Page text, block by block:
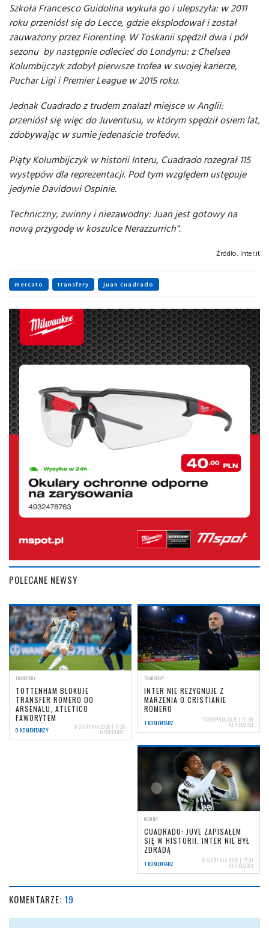
Szkoła Francesco Guidolina wykuła go i ulepszyła: w 2011
roku przeniósł się do Lecce, gdzie eksplodował i został
zauważony przez Fiorentinę. W Toskanii spędził dwa i pół
sezonu by następnie odlecieć do Londynu: z Chelsea
Kolumbijczyk zdobył pierwsze trofea w swojej karierze,
Puchar Ligi i Premier League w 2015 roku.
Jednak Cuadrado z trudem znalazł miejsce w Anglii:
przeniósł się więc do Juventusu, w którym spędził osiem lat,
zdobywając w sumie jedenaście trofeów.
Piąty Kolumbijczyk w historii Interu, Cuadrado rozegrał 115
występów dla reprezentacji. Pod tym względem ustępuje
jedynie Davidowi Ospinie.
Techniczny, zwinny i niezawodny: Juan jest gotowy na
nową przygodę w koszulce Nerazzurrich".
Źródło: inter.it
mercato transfery juan cuadrado
POLECANE NEWSY
TRANSFERY
TOTTENHAM BLOKUJE
TRANSFER ROMERO DO
ARSENALU, ATLETICO
FAWORYTEM
0 KOMENTARZY 8 SIERPNIA 2026 | 17:26
NERIOCORSI
TRANSFERY
INTER NIE REZYGNUJE Z
MARZENIA O CRISTIANIE
ROMERO
1 KOMENTARZ 1 SIERPNIA 2026 | 10:39
NERIOCORSI
OGÓLNA
CUADRADO: JUVE ZAPISAŁEM
SIĘ W HISTORII, INTER NIE BYŁ
ZDRADĄ
1 KOMENTARZ 8 SIERPNIA 2026 | 17:30
NERIOCORSI
KOMENTARZE: 19